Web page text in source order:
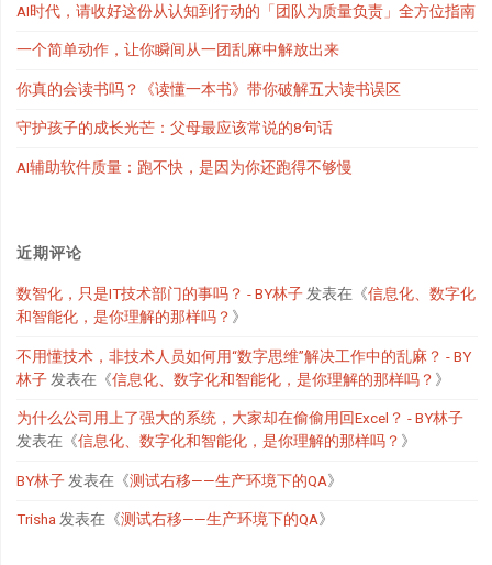
AI时代，请收好这份从认知到行动的「团队为质量负责」全方位指南
一个简单动作，让你瞬间从一团乱麻中解放出来
你真的会读书吗？《读懂一本书》带你破解五大读书误区
守护孩子的成长光芒：父母最应该常说的8句话
AI辅助软件质量：跑不快，是因为你还跑得不够慢
近期评论
数智化，只是IT技术部门的事吗？ - BY林子发表在《信息化、数字化
和智能化，是你理解的那样吗？ 》
不用懂技术，非技术人员如何用“数字思维”解决工作中的乱麻？ - BY
林子发表在《信息化、数字化和智能化，是你理解的那样吗？ 》
为什么公司用上了强大的系统，大家却在偷偷用回Excel？ - BY林子
发表在《信息化、数字化和智能化，是你理解的那样吗？ 》
BY林子发表在《测试右移——生产环境下的QA》
Trisha发表在《测试右移——生产环境下的QA》